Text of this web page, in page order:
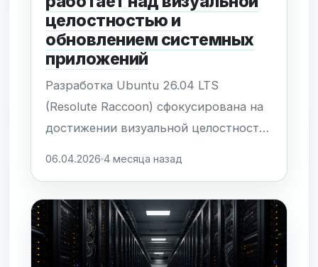
целостностью и
обновлением системных
приложений
Разработка Ubuntu 26.04 LTS
(Resolute Raccoon) сфокусирована на
достижении визуальной целостности
устранение диссонанса между
системным ПО и графической
оболочкой GNOME. Важным этапом
06.04.2026 4 месяца назад